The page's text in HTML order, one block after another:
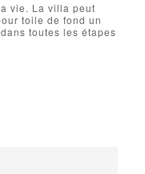
vie. La villa peut
toile de fond un
toutes les étapes